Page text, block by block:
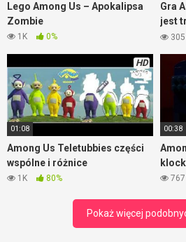
Lego Among Us – Apokalipsa
Zombie
1K 0%
Gra
jest
jest305
HD
01:08
Among Us Teletubbies części
wspólne i różnice
1K 80%
00:38
767
Pokaż więcej